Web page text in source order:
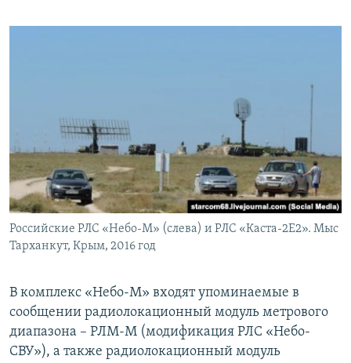
Российские РЛС «Небо-М» (слева) и РЛС «Каста-2Е2». Мыс
Тарханкут, Крым, 2016 год
В комплекс «Небо-М» входят упоминаемые в
сообщении радиолокационный модуль метрового
диапазона – РЛМ-М (модификация РЛС «Небо-
СВУ»), а также радиолокационный модуль